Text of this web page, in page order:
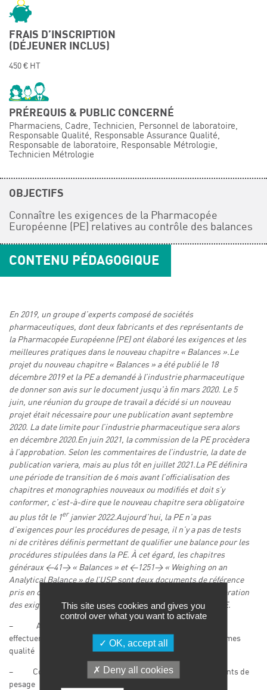
FRAIS D’INSCRIPTION
(DÉJEUNER INCLUS)
450 € HT
PRÉREQUIS & PUBLIC CONCERNÉ
Pharmaciens, Cadre, Technicien, Personnel de laboratoire,
Responsable Qualité, Responsable Assurance Qualité,
Responsable de laboratoire, Responsable Métrologie,
Technicien Métrologie
OBJECTIFS
Connaître les exigences de la Pharmacopée
Européenne (PE) relatives au contrôle des balances
CONTENU PÉDAGOGIQUE
En 2019, un groupe d’experts composé de sociétés
pharmaceutiques, dont deux fabricants et des représentants de
la Pharmacopée Européenne (PE) ont élaboré les exigences et les
meilleures pratiques dans le nouveau chapitre « Balances ».Le
projet du nouveau chapitre « Balances » a été publié le 18
décembre 2019 et la PE a demandé à l’industrie pharmaceutique
de donner son avis sur le document jusqu’à fin mars 2020. Le 5
juin, une réunion du groupe de travail a décidé si un nouveau
projet était nécessaire pour une publication avant septembre
2020. La date limite pour l’industrie pharmaceutique sera alors
en décembre 2020.En juin 2021, la commission de la PE procèdera
à l’approbation. Selon les commentaires de l’industrie, la date de
publication variera, mais au plus tôt en juillet 2021.La PE définira
une période de transition de 6 mois avant l’officialisation des
chapitres et monographies nouveaux ou modifiés et doit s’y
conformer, c’est-à-dire que le nouveau chapitre sera obligatoire
au plus tôt le 1er janvier 2022.Aujourd’hui, la PE n’a pas
d’exigences pour les procédures de pesage, il n’y a pas de tests
ni de critères définis permettant de qualifier une balance pour les
procédures stipulées dans la PE. À cet égard, les chapitres
généraux <41> « Balances » et <1251> « Weighing on an
Analytical Balance » de l’USP sont deux documents de référence
pris en considération par le groupe d’experts lors de l’élaboration
des exigences du projet du chapitre « Balances » dans la PE.
– Apporter les connaissances indispensables pour
effectuer les opérations de contrôle dans le respect des normes
qualité
– Connaître la réglementation applicable aux instruments de
pesage
This site uses cookies and gives you
control over what you want to activate
OK, accept all
Deny all cookies